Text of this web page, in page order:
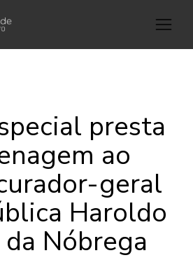
presta
ao
geral
Haroldo
da Nóbrega